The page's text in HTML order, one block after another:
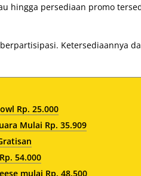
hingga persediaan promo
Ketersediaannya
Rp. 25.000
Mulai Rp. 35.909
54.000
mulai Rp. 48.500